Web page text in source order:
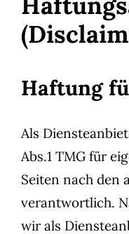
Haftung
Als
Abs.1 TMG für
Seiten nach den
verantwortlich.
wir als